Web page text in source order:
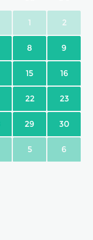
1 2
8 9
15 16
22 23
29 30
5 6